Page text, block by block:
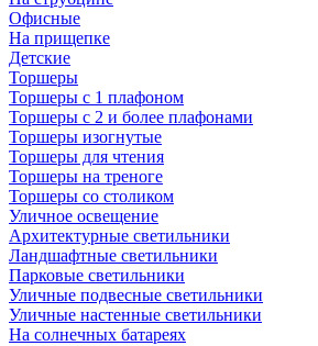
Офисные
На прищепке
Детские
Торшеры
Торшеры с 1 плафоном
Торшеры с 2 и более плафонами
Торшеры изогнутые
Торшеры для чтения
Торшеры на треноге
Торшеры со столиком
Уличное освещение
Архитектурные светильники
Ландшафтные светильники
Парковые светильники
Уличные подвесные светильники
Уличные настенные светильники
На солнечных батареях